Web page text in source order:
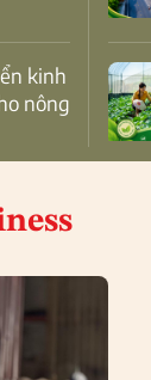
nông